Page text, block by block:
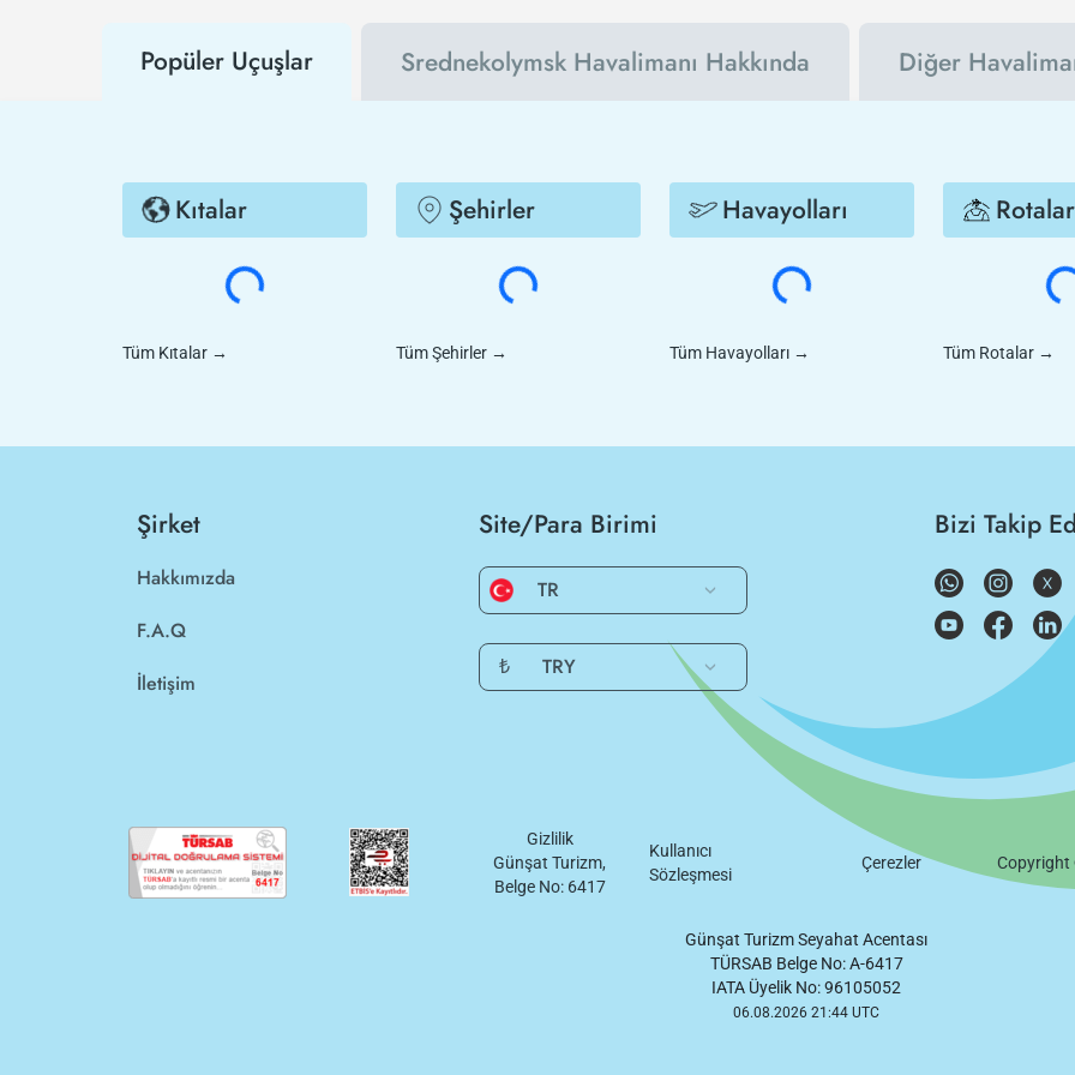
Popüler Uçuşlar Srednekolymsk Havalimanı Hakkında Diğer
Kıtalar
Tüm Kıtalar →
Şehirler
Tüm Şehirler →
Havayolları
Tüm Havayolları →
Rotalar
Tüm Rotalar →
Şirket
Hakkımızda
F.A.Q
İletişim
Site/Para Birimi
TR
₺ TRY
Bizi Takip
Gizlilik
Günşat Turizm,
Belge No: 6417
Kullanıcı
Sözleşmesi
Çerezler
Günşat Turizm Seyahat Acentası
TÜRSAB Belge No: A-6417
IATA Üyelik No: 96105052
06.08.2026 21:44 UTC